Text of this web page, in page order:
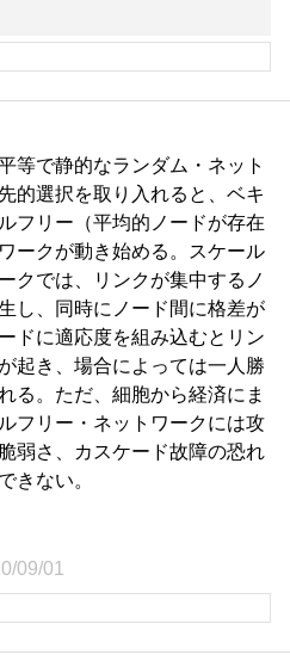
等で静的なランダム・ネット
的選択を取り入れると、ベキ
フリー（平均的ノードが存在
ークが動き始める。スケール
クでは、リンクが集中するノ
し、同時にノード間に格差が
ドに適応度を組み込むとリン
起き、場合によっては一人勝
る。ただ、細胞から経済にま
フリー・ネットワークには攻
弱さ、カスケード故障の恐れ
きない。
09/01